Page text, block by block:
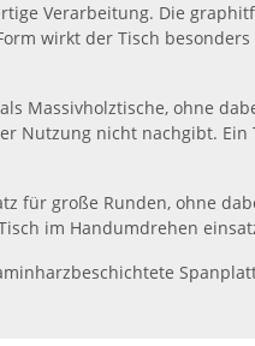
Verarbeitung. Die
wirkt der Tisch
Massivholztische, ohne
Nutzung nicht nachgibt.
für große Runden, ohne
im Handumdrehen